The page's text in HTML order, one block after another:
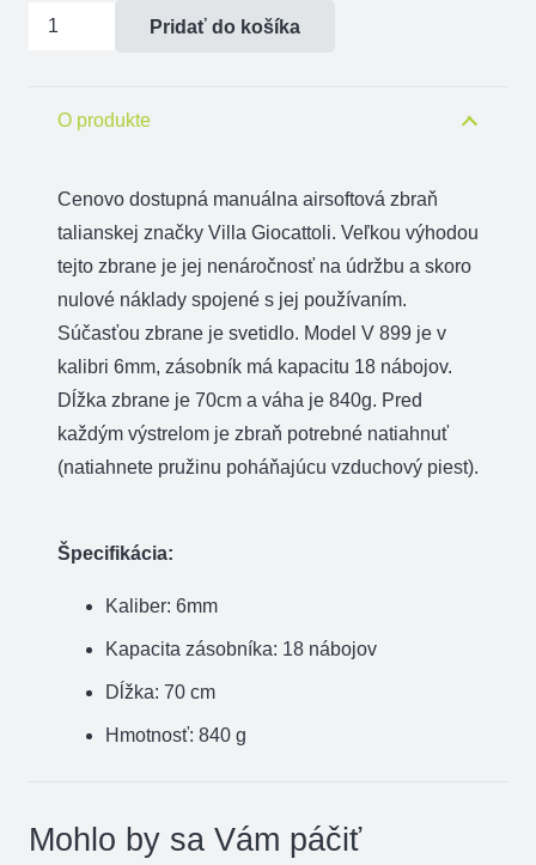
množstvo
Pridať do košíka
O produkte
Cenovo dostupná manuálna airsoftová zbraň
talianskej značky Villa Giocattoli. Veľkou výhodou
tejto zbrane je jej nenáročnosť na údržbu a skoro
nulové náklady spojené s jej používaním.
Súčasťou zbrane je svetidlo. Model V 899 je v
kalibri 6mm, zásobník má kapacitu 18 nábojov.
Dĺžka zbrane je 70cm a váha je 840g. Pred
každým výstrelom je zbraň potrebné natiahnuť
(natiahnete pružinu poháňajúcu vzduchový piest).
Špecifikácia:
Kaliber: 6mm
Kapacita zásobníka: 18 nábojov
Dĺžka: 70 cm
Hmotnosť: 840 g
Mohlo by sa Vám páčiť